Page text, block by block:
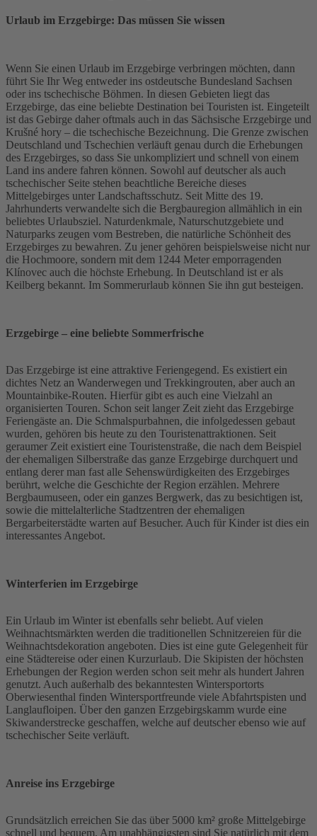
Urlaub im Erzgebirge: Das müssen Sie wissen
Wenn Sie einen Urlaub im Erzgebirge verbringen möchten, dann
führt Sie Ihr Weg entweder ins ostdeutsche Bundesland Sachsen
oder ins tschechische Böhmen. In diesen Gebieten liegt das
Erzgebirge, das eine beliebte Destination bei Touristen ist. Eingeteilt
ist das Gebirge daher oftmals auch in das Sächsische Erzgebirge und
Krušné hory – die tschechische Bezeichnung. Die Grenze zwischen
Deutschland und Tschechien verläuft genau durch die Erhebungen
des Erzgebirges, so dass Sie unkompliziert und schnell von einem
Land ins andere fahren können. Sowohl auf deutscher als auch
tschechischer Seite stehen beachtliche Bereiche dieses
Mittelgebirges unter Landschaftsschutz. Seit Mitte des 19.
Jahrhunderts verwandelte sich die Bergbauregion allmählich in ein
beliebtes Urlaubsziel. Naturdenkmale, Naturschutzgebiete und
Naturparks zeugen vom Bestreben, die natürliche Schönheit des
Erzgebirges zu bewahren. Zu jener gehören beispielsweise nicht nur
die Hochmoore, sondern mit dem 1244 Meter emporragenden
Klínovec auch die höchste Erhebung. In Deutschland ist er als
Keilberg bekannt. Im Sommerurlaub können Sie ihn gut besteigen.
Erzgebirge – eine beliebte Sommerfrische
Das Erzgebirge ist eine attraktive Feriengegend. Es existiert ein
dichtes Netz an Wanderwegen und Trekkingrouten, aber auch an
Mountainbike-Routen. Hierfür gibt es auch eine Vielzahl an
organisierten Touren. Schon seit langer Zeit zieht das Erzgebirge
Feriengäste an. Die Schmalspurbahnen, die infolgedessen gebaut
wurden, gehören bis heute zu den Touristenattraktionen. Seit
geraumer Zeit existiert eine Touristenstraße, die nach dem Beispiel
der ehemaligen Silberstraße das ganze Erzgebirge durchquert und
entlang derer man fast alle Sehenswürdigkeiten des Erzgebirges
berührt, welche die Geschichte der Region erzählen. Mehrere
Bergbaumuseen, oder ein ganzes Bergwerk, das zu besichtigen ist,
sowie die mittelalterliche Stadtzentren der ehemaligen
Bergarbeiterstädte warten auf Besucher. Auch für Kinder ist dies ein
interessantes Angebot.
Winterferien im Erzgebirge
Ein Urlaub im Winter ist ebenfalls sehr beliebt. Auf vielen
Weihnachtsmärkten werden die traditionellen Schnitzereien für die
Weihnachtsdekoration angeboten. Dies ist eine gute Gelegenheit für
eine Städtereise oder einen Kurzurlaub. Die Skipisten der höchsten
Erhebungen der Region werden schon seit mehr als hundert Jahren
genutzt. Auch außerhalb des bekanntesten Wintersportorts
Oberwiesenthal finden Wintersportfreunde viele Abfahrtspisten und
Langlaufloipen. Über den ganzen Erzgebirgskamm wurde eine
Skiwanderstrecke geschaffen, welche auf deutscher ebenso wie auf
tschechischer Seite verläuft.
Anreise ins Erzgebirge
Grundsätzlich erreichen Sie das über 5000 km² große Mittelgebirge
schnell und bequem. Am unabhängigsten sind Sie natürlich mit dem